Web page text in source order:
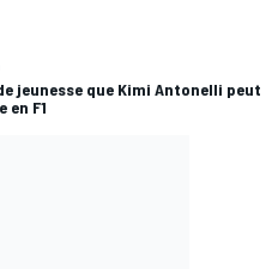
jeunesse que Kimi Antonelli peut
en F1